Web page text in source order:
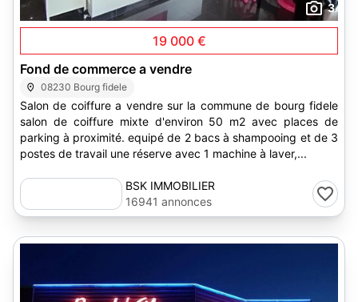
3
19 000 €
Fond de commerce a vendre
08230 Bourg fidele
Salon de coiffure a vendre sur la commune de bourg fidele
salon de coiffure mixte d'environ 50 m2 avec places de
parking à proximité. equipé de 2 bacs à shampooing et de 3
postes de travail une réserve avec 1 machine à laver,...
BSK IMMOBILIER
16941 annonces